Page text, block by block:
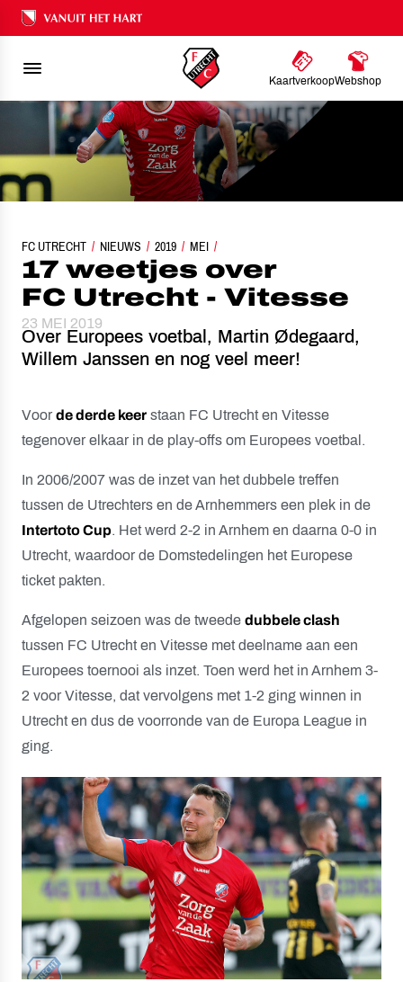
Ons nalatenschap
KaartverkoopWebshop
FC UTRECHT NIEUWS 2019 MEI
17 WEETJES OVER FC UTRECHT - VITESSE
17 weetjes over
FC Utrecht - Vitesse
23 MEI 2019
Over Europees voetbal, Martin Ødegaard,
Willem Janssen en nog veel meer!
Voorde derde keer staan FC Utrecht en Vitesse
tegenover elkaar in de play-offs om Europees voetbal.
In 2006/2007 was de inzet van het dubbele treffen
tussen de Utrechters en de Arnhemmers een plek in de
Intertoto Cup. Het werd 2-2 in Arnhem en daarna 0-0 in
Utrecht, waardoor de Domstedelingen het Europese
ticket pakten.
Afgelopen seizoen was de tweede dubbele clash
tussen FC Utrecht en Vitesse met deelname aan een
Europees toernooi als inzet. Toen werd het in Arnhem 3-
2 voor Vitesse, dat vervolgens met 1-2 ging winnen in
Utrecht en dus de voorronde van de Europa League in
ging.